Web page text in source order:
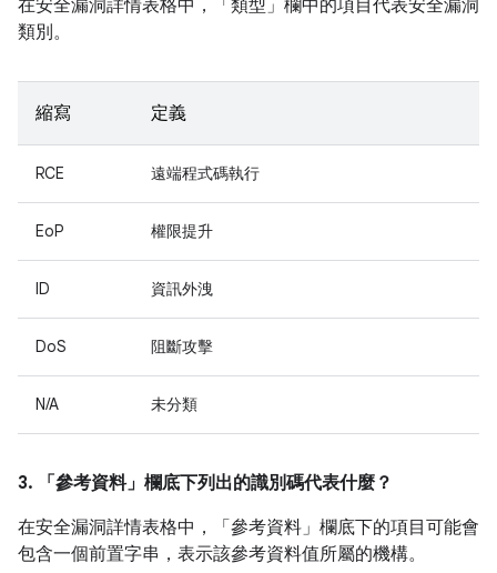
在安全漏洞詳情表格中，「類型」 欄中的項目代表安全漏洞
類別。
縮寫 定義
RCE 遠端程式碼執行
EoP 權限提升
ID 資訊外洩
DoS 阻斷攻擊
N/A 未分類
3. 「參考資料」 欄底下列出的識別碼代表什麼？
在安全漏洞詳情表格中，「參考資料」 欄底下的項目可能會
包含一個前置字串，表示該參考資料值所屬的機構。